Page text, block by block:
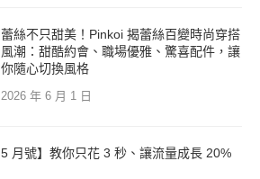
蕾絲不只甜美！Pinkoi 揭蕾絲百變時尚穿搭
風潮：甜酷約會、職場優雅、驚喜配件，讓
你隨心切換風格
2026 年 6 月 1 日
5 月號】教你只花 3 秒、讓流量成長 20%